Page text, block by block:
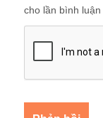
cho lần bình luận